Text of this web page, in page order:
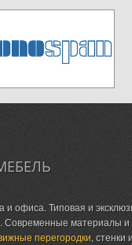
и офиса. Типовая и
Современные материалы
перегородки, стенки